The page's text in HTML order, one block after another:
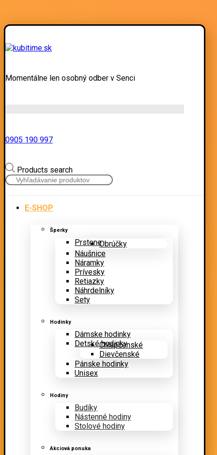
Momentálne len osobný odber v Senci
0905 190 997
Products search
E-SHOP
Šperky
PrsteneObrúčky
Náušnice
Náramky
Prívesky
Retiazky
Náhrdelníky
Sety
Hodinky
Dámske hodinky
Detské hodinky
Chlapčenské
Dievčenské
Pánske hodinky
Unisex
Hodiny
Budíky
Nástenné hodiny
Stolové hodiny
Akciová ponuka